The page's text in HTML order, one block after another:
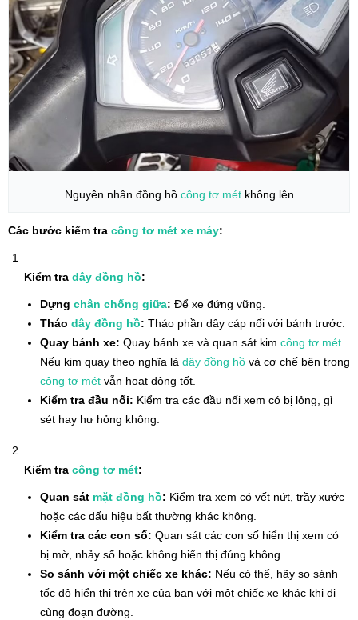
Nguyên nhân đồng hồ công tơ métkhông lên
Các bước kiểm tra công tơ mét xe máy:
Kiểm tra dây đồng hồ:
Dựng chân chống giữa: Để xe đứng vững.
Tháo dây đồng hồ: Tháo phần dây cáp nối với bánh trước.
Quay bánh xe: Quay bánh xe và quan sát kim công tơ mét.
Nếu kim quay theo nghĩa là dây đồng hồ và cơ chế bên trong
công tơ mét vẫn hoạt động tốt.
Kiểm tra đầu nối: Kiểm tra các đầu nối xem có bị lỏng, gỉ
sét hay hư hỏng không.
Kiểm tra công tơ mét:
Quan sát mặt đồng hồ: Kiểm tra xem có vết nứt, trầy xước
hoặc các dấu hiệu bất thường khác không.
Kiểm tra các con số: Quan sát các con số hiển thị xem có
bị mờ, nhảy số hoặc không hiển thị đúng không.
So sánh với một chiếc xe khác: Nếu có thể, hãy so sánh
tốc độ hiển thị trên xe của bạn với một chiếc xe khác khi đi
cùng đoạn đường.